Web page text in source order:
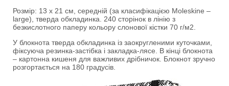
Розмір: 13 х 21 см, середній (за класифікацією Moleskine –
large), тверда обкладинка. 240 сторінок в лінію з
безкислотного паперу кольору слонової кістки 70 г/м2.
У блокнота тверда обкладинка із заокругленими куточками,
фіксуюча резинка-застібка і закладка-лясе. В кінці блокнота
– картонна кишеня для важливих дрібничок. Блокнот зручно
розгортається на 180 градусів.